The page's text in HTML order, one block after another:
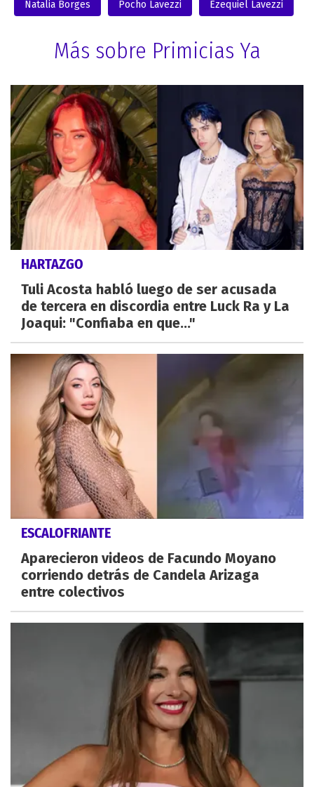
Natalia Borges Pocho Lavezzi Ezequiel Lavezzi
Más sobre Primicias Ya
HARTAZGO
Tuli Acosta habló luego de ser acusada
de tercera en discordia entre Luck Ra y La
Joaqui: "Confiaba en que..."
ESCALOFRIANTE
Aparecieron videos de Facundo Moyano
corriendo detrás de Candela Arizaga
entre colectivos